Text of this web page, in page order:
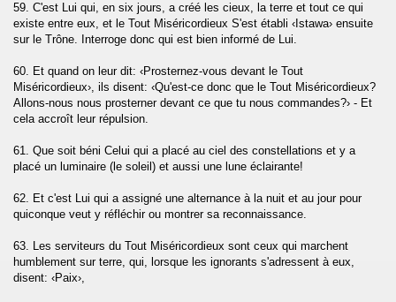
59. C'est Lui qui, en six jours, a créé les cieux, la terre et tout ce qui
existe entre eux, et le Tout Miséricordieux S'est établi ‹Istawa› ensuite
sur le Trône. Interroge donc qui est bien informé de Lui.
60. Et quand on leur dit: ‹Prosternez-vous devant le Tout
Miséricordieux›, ils disent: ‹Qu'est-ce donc que le Tout Miséricordieux?
Allons-nous nous prosterner devant ce que tu nous commandes?› - Et
cela accroît leur répulsion.
61. Que soit béni Celui qui a placé au ciel des constellations et y a
placé un luminaire (le soleil) et aussi une lune éclairante!
62. Et c'est Lui qui a assigné une alternance à la nuit et au jour pour
quiconque veut y réfléchir ou montrer sa reconnaissance.
63. Les serviteurs du Tout Miséricordieux sont ceux qui marchent
humblement sur terre, qui, lorsque les ignorants s'adressent à eux,
disent: ‹Paix›,
Buruj)